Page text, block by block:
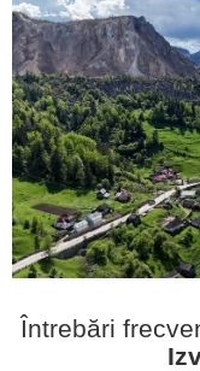
Întrebări